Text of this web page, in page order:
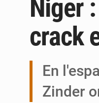
Niger
crack
En
Zinder